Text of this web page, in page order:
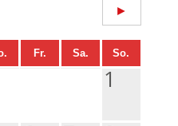
►
Fr. Sa. So.
1